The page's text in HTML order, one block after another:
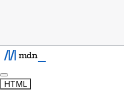
HTML